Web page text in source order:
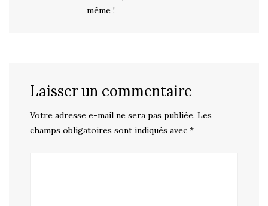
même !
Laisser un commentaire
Votre adresse e-mail ne sera pas publiée. Les
champs obligatoires sont indiqués avec *